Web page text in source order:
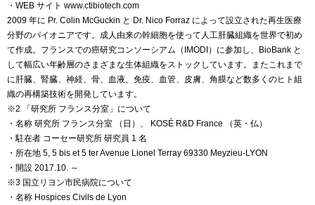
・WEB サイト www.ctibiotech.com
2009 年に Pr. Colin McGuckin と Dr. Nico Forraz によって設立された再生医療
分野のパイオニアです。成人由来の幹細胞を使って人工肝臓組織を世界で初め
て作成。フランスでの癌研究コンソーシアム（IMODI）に参加し、BioBank と
して幅広い年齢層のさまざまな生体組織をストックしています。またこれまで
に肝臓、腎臓、神経、骨、血液、免疫、血管、皮膚、角膜など数多くのヒト組
織の再構築技術を開発しています。
※2 「研究所 フランス分室」について
・名称 研究所 フランス分室 （日）、 KOSÉ R&D France （英・仏）
・駐在者 コーセー研究所 研究員 1 名
・所在地 5, 5 bis et 5 ter Avenue Lionel Terray 69330 Meyzieu-LYON
・開設 2017.10. ～
※3 国立リヨン市民病院について
・名称 Hospices Civils de Lyon